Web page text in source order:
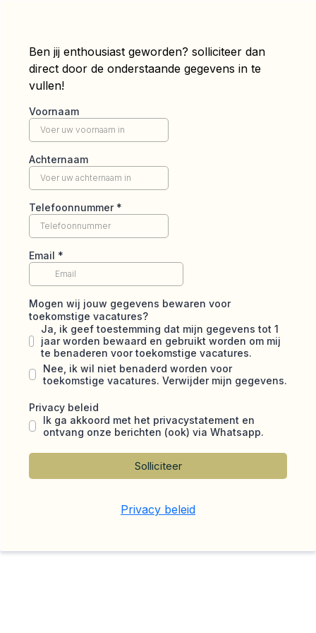
Ben jij enthousiast geworden? solliciteer dan
direct door de onderstaande gegevens in te
vullen!
Voornaam
Achternaam
Telefoonnummer *
Email *
Mogen wij jouw gegevens bewaren voor
toekomstige vacatures?
Ja, ik geef toestemming dat mijn gegevens tot 1
jaar worden bewaard en gebruikt worden om mij
te benaderen voor toekomstige vacatures.
Nee, ik wil niet benaderd worden voor
toekomstige vacatures. Verwijder mijn gegevens.
Privacy beleid
Ik ga akkoord met het privacystatement en
ontvang onze berichten (ook) via Whatsapp.
Solliciteer
Privacy beleid